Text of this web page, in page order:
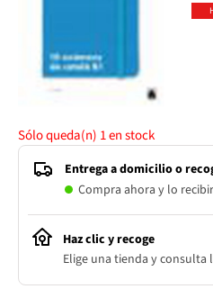
Sólo queda(n) 1en stock
Entrega a domicilio o
Compra ahora y lo
Haz clic y recoge
Elige una tienda y consulta